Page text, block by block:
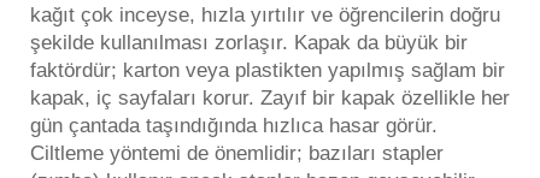
kağıt çok inceyse, hızla yırtılır ve öğrencilerin doğru
şekilde kullanılması zorlaşır. Kapak da büyük bir
faktördür; karton veya plastikten yapılmış sağlam bir
kapak, iç sayfaları korur. Zayıf bir kapak özellikle her
gün çantada taşındığında hızlıca hasar görür.
Ciltleme yöntemi de önemlidir; bazıları stapler